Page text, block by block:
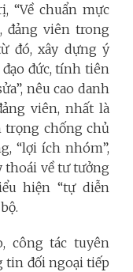
“Về chuẩn mực
đảng viên trong
đó, xây dựng ý
đức, tính tiên
nêu cao danh
viên, nhất là
trọng chống chủ
“lợi ích nhóm”,
thoái về tư tưởng
hiện “tự diễn
công tác tuyên
tin đối ngoại tiếp